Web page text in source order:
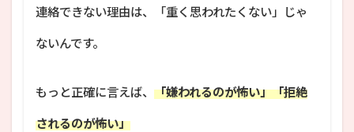
連絡できない理由は、「重く思われたくない」じゃ
ないんです。
もっと正確に言えば、 「嫌われるのが怖い」「拒絶
されるのが怖い」